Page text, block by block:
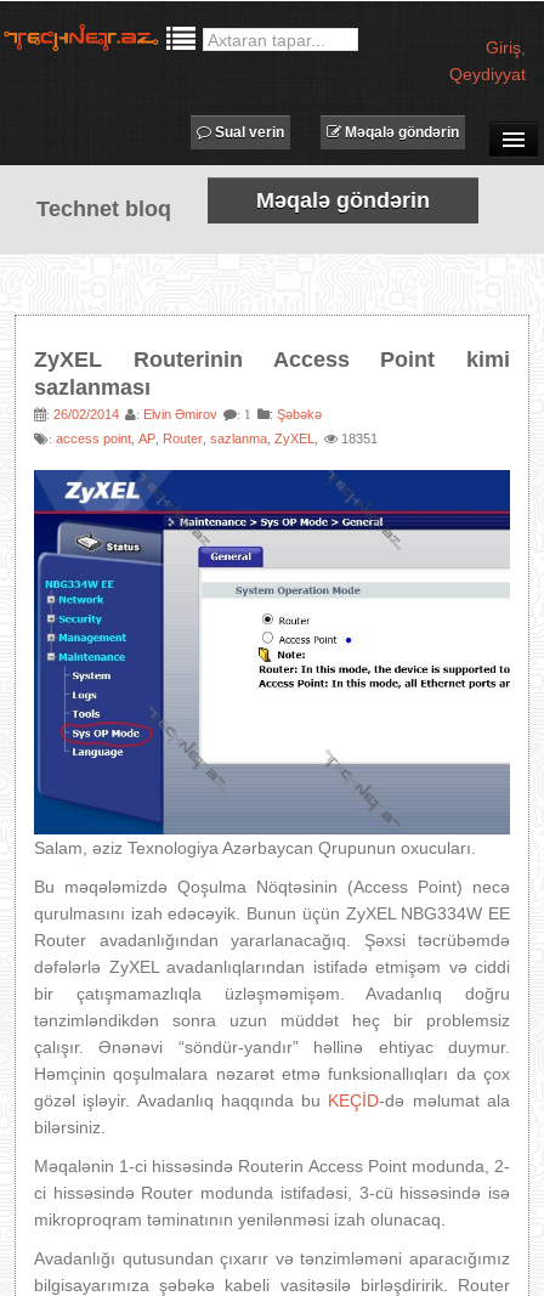
Giriş
Qeydiyyat
SUAL-CAVAB
TECHNET TV
MƏQALƏLƏR
AVADANLIQLAR
XƏBƏRLƏR
Məqalə göndərin
Sual verin
Technet bloq Məqalə göndərin
ZyXEL Routerinin Access Point kimi
sazlanması
: 26/02/2014 : Elvin Əmirov : 1 : Şəbəkə
: access point AP Router sazlanma ZyXEL 18351
Salam, əziz Texnologiya Azərbaycan Qrupunun oxucuları.
Bu məqələmizdə Qoşulma Nöqtəsinin (Access Point) necə
qurulmasını izah edəcəyik. Bunun üçün ZyXEL NBG334W EE
Router avadanlığından yararlanacağıq. Şəxsi təcrübəmdə
dəfələrlə ZyXEL avadanlıqlarından istifadə etmişəm və ciddi
bir çatışmamazlıqla üzləşməmişəm. Avadanlıq doğru
tənzimləndikdən sonra uzun müddət heç bir problemsiz
çalışır. Ənənəvi “söndür-yandır” həllinə ehtiyac duymur.
Həmçinin qoşulmalara nəzarət etmə funksionallıqları da çox
gözəl işləyir. Avadanlıq haqqında bu KEÇİD-də məlumat ala
bilərsiniz.
Məqalənin 1-ci hissəsində Routerin Access Point modunda, 2-
ci hissəsində Router modunda istifadəsi, 3-cü hissəsində isə
mikroproqram təminatının yenilənməsi izah olunacaq.
Avadanlığı qutusundan çıxarır və tənzimləməni aparacığımız
bilgisayarımıza şəbəkə kabeli vasitəsilə birləşdiririk. Router